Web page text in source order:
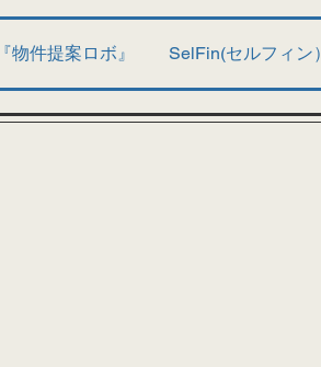
『物件提案ロボ』 SelFin(セルフィン）